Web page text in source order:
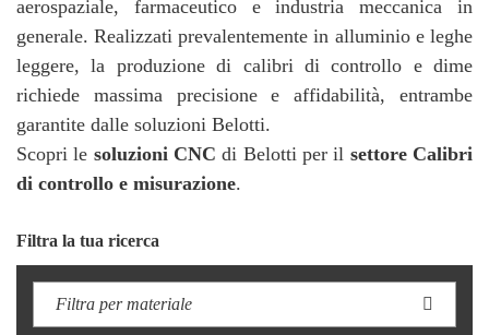
aerospaziale, farmaceutico e industria meccanica in
generale. Realizzati prevalentemente in alluminio e leghe
leggere, la produzione di calibri di controllo e dime
richiede massima precisione e affidabilità, entrambe
garantite dalle soluzioni Belotti.
Scopri le soluzioni CNC di Belotti per il settore Calibri
di controllo e misurazione.
Filtra la tua ricerca
Filtra per materiale